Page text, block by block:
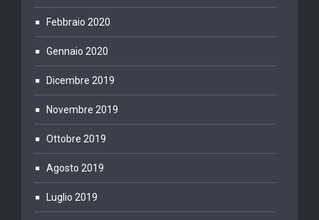
Febbraio 2020
Gennaio 2020
Dicembre 2019
Novembre 2019
Ottobre 2019
Agosto 2019
Luglio 2019